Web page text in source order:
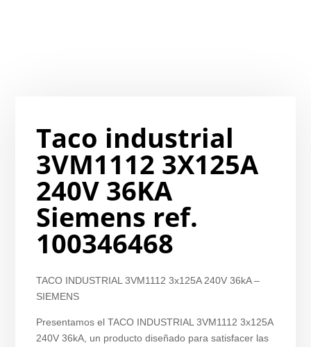
Taco industrial
3VM1112 3X125A
240V 36KA
Siemens ref.
100346468
TACO INDUSTRIAL 3VM1112 3x125A 240V 36kA –
SIEMENS
Presentamos el TACO INDUSTRIAL 3VM1112 3x125A
240V 36kA, un producto diseñado para satisfacer las